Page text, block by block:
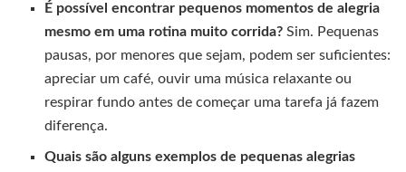
É possível encontrar pequenos momentos de alegria
mesmo em uma rotina muito corrida? Sim. Pequenas
pausas, por menores que sejam, podem ser suficientes:
apreciar um café, ouvir uma música relaxante ou
respirar fundo antes de começar uma tarefa já fazem
diferença.
Quais são alguns exemplos de pequenas alegrias